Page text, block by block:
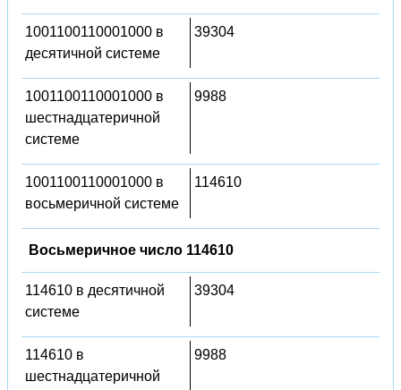
1001100110001000 в
десятичной системе
39304
1001100110001000 в
шестнадцатеричной
системе
9988
1001100110001000 в
восьмеричной системе
114610
Восьмеричное число 114610
114610 в десятичной
системе
39304
114610 в
шестнадцатеричной
9988